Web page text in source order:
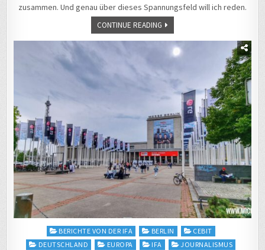
zusammen. Und genau über dieses Spannungsfeld will ich reden.
CONTINUE READING
Posted
in
BERICHTE VON DER IFA BERLIN
CEBIT
DEUTSCHLAND
EUROPA IFA
JOURNALISMUS